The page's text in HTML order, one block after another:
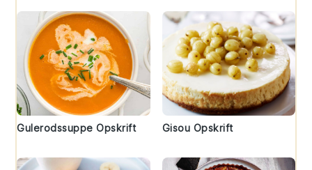
Gulerodssuppe Opskrift Gisou Opskrift